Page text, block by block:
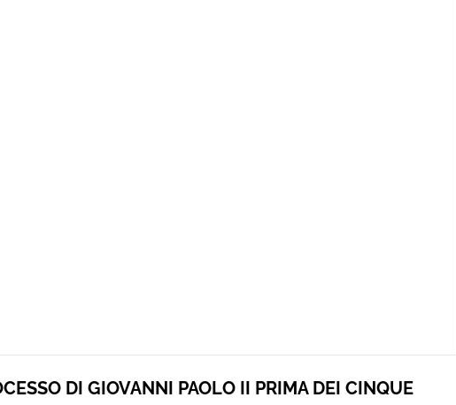
DI GIOVANNI PAOLO II PRIMA DEI CINQUE